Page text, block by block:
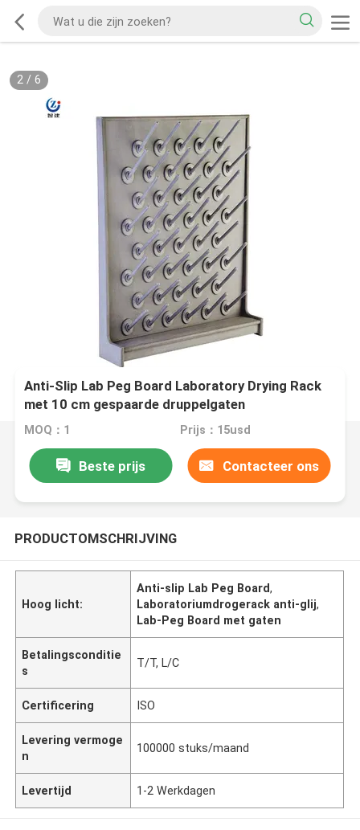
2/ 6
Anti-Slip Lab Peg Board Laboratory Drying Rack
met 10 cm gespaarde druppelgaten
MOQ：1 Prijs：15usd
Beste prijs Contacteer ons
PRODUCTOMSCHRIJVING
Hoog licht:
Anti-slip Lab Peg Board,
Laboratoriumdrogerack anti-glij,
Lab-Peg Board met gaten
Betalingsconditie
s
T/T, L/C
Certificering ISO
Levering vermoge
n
100000 stuks/maand
Levertijd 1-2 Werkdagen